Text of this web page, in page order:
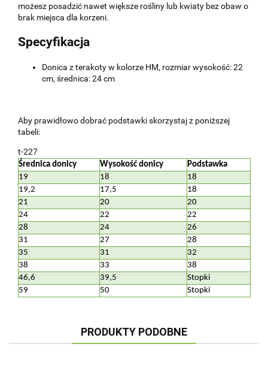
możesz posadzić nawet większe rośliny lub kwiaty bez obaw o
brak miejsca dla korzeni.
Specyfikacja
Donica z terakoty w kolorze HM, rozmiar wysokość: 22
cm, średnica: 24 cm
Aby prawidłowo dobrać podstawki skorzystaj z poniższej
tabeli:
t-227
Średnica donicy Wysokość donicy
Podstawka
19
18
18
19,2
17,5
18
21
20
20
24
22
22
28
24
26
31
27
28
35
31
32
38
33
38
46,6
39,5
Stopki
59
50 Stopki
PRODUKTY PODOBNE